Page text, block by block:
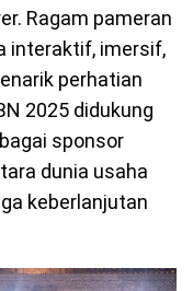
Ragam pameran
interaktif, imersif,
perhatian
2025 didukung
sponsor
dunia usaha
keberlanjutan